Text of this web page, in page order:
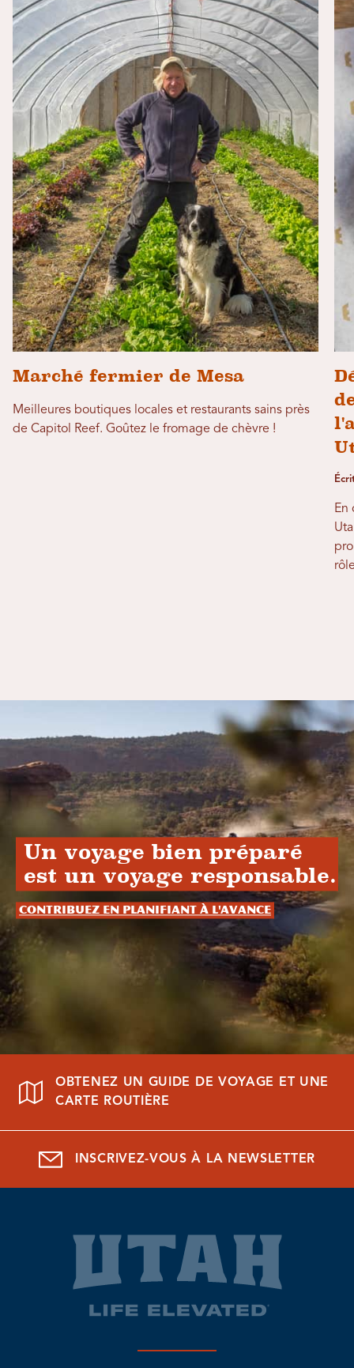
Marché fermier de Mesa
Meilleures boutiques locales et restaurants sains près
de Capitol Reef. Goûtez le fromage de chèvre !
En
Un voyage bien préparé
est un voyage responsable.
Contribuez en planifiant à l'avance
OBTENEZ UN GUIDE DE VOYAGE ET UNE
CARTE ROUTIÈRE
INSCRIVEZ-VOUS À LA NEWSLETTER